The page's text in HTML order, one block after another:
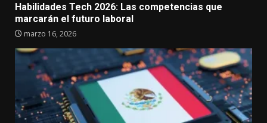
Habilidades Tech 2026: Las competencias que
marcarán el futuro laboral
marzo 16, 2026